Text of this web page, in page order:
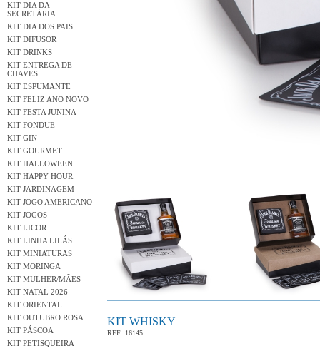
KIT DIA DA
SECRETÁRIA
KIT DIA DOS PAIS
KIT DIFUSOR
KIT DRINKS
KIT ENTREGA DE
CHAVES
KIT ESPUMANTE
KIT FELIZ ANO NOVO
KIT FESTA JUNINA
KIT FONDUE
KIT GIN
KIT GOURMET
KIT HALLOWEEN
KIT HAPPY HOUR
KIT JARDINAGEM
KIT JOGO AMERICANO
KIT JOGOS
KIT LICOR
KIT LINHA LILÁS
KIT MINIATURAS
KIT MORINGA
KIT MULHER/MÃES
KIT NATAL 2026
KIT ORIENTAL
KIT OUTUBRO ROSA
KIT PÁSCOA
KIT PETISQUEIRA
KIT WHISKY
REF: 16145